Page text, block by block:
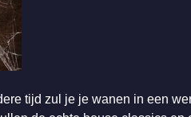
tijd zul je je wanen in een